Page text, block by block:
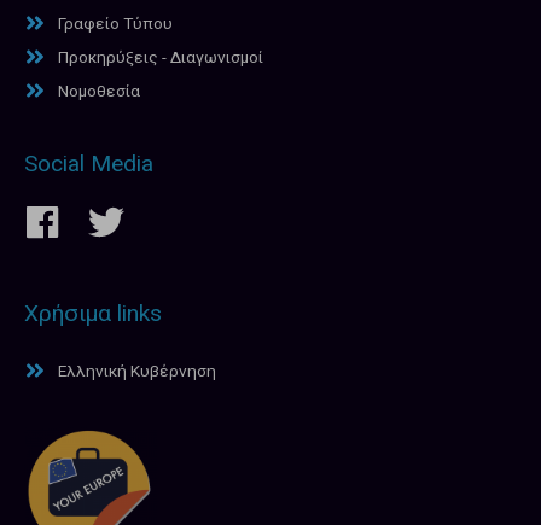
Γραφείο Τύπου
Προκηρύξεις - Διαγωνισμοί
Νομοθεσία
Social Media
Χρήσιμα links
Ελληνική Κυβέρνηση